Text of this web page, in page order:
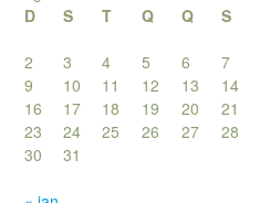
D
S T Q Q S
2
3 4 5 6 7
9
10 11 12 13 14
16
17 18 19 20 21
23
24 25 26 27 28
30
31